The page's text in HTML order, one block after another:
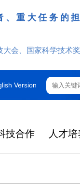
重大任务的
会、国家科学技术
Version
技合作 人才培